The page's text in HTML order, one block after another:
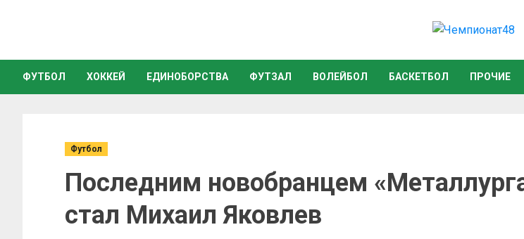
ФУТБОЛ ХОККЕЙ ЕДИНОБОРСТВА ФУТЗАЛ ВОЛЕЙБОЛ БАСКЕТБОЛ ПРОЧИЕ
Футбол
Последним новобранцем
стал Михаил Яковлев